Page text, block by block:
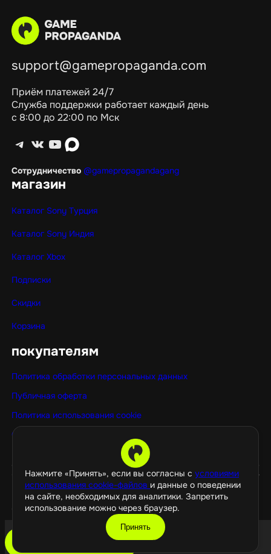
Нажмите «Принять», если вы согласны с условиями
использования cookie-файлов и данные о поведении
на сайте, необходимых для аналитики. Запретить
использование можно через браузер.
Принять
support@gamepropaganda.com
Приём платежей 24/7
Служба поддержки работает каждый день
с 8:00 до 22:00 по Мск
Telegram ВКонтакте YouTube max
Сотрудничество @gamepropagandagang
магазин
Каталог Sony Турция
Каталог Sony Индия
Каталог Xbox
Подписки
Скидки
Корзина
покупателям
Политика обработки персональных данных
Публичная оферта
Политика использования cookie
Оптовые покупки
©️ 2026 GamePropaganda